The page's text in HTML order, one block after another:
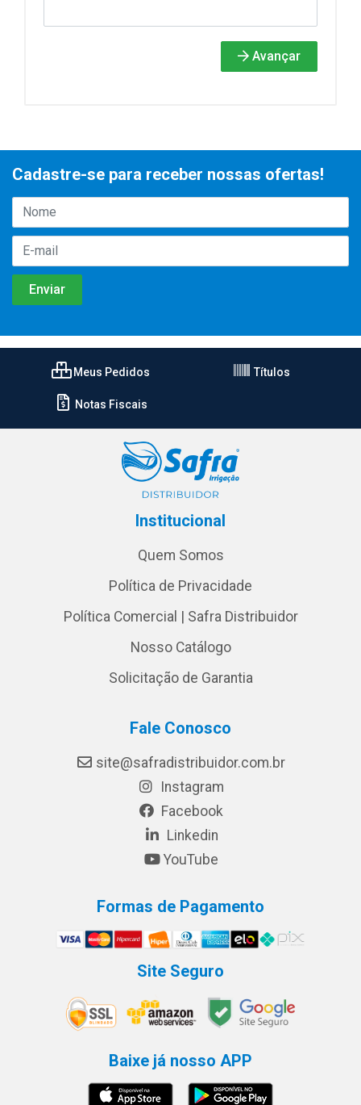
Avançar
Cadastre-se para receber nossas ofertas!
Meus Pedidos Títulos
Notas Fiscais
Institucional
Quem Somos
Política de Privacidade
Política Comercial | Safra Distribuidor
Nosso Catálogo
Solicitação de Garantia
Fale Conosco
site@safradistribuidor.com.br
Instagram
Facebook
Linkedin
YouTube
Formas de Pagamento
Site Seguro
Baixe já nosso APP